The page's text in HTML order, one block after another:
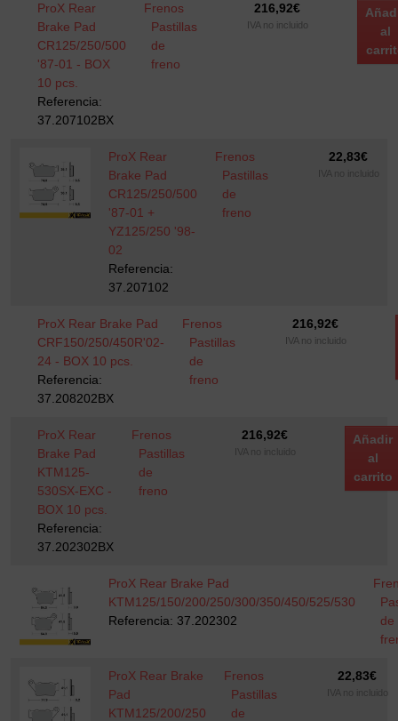
ProX Rear
Brake Pad
CR125/250/500
'87-01 - BOX
10 pcs.
Referencia:
37.207102BX
Frenos
Pastillas
de
freno
216,92€
IVA no incluido
al
ProX Rear
Brake Pad
CR125/250/500
'87-01 +
YZ125/250 '98-
02
Referencia:
37.207102
Frenos
Pastillas
de
freno
22,83€
IVA no incluido
ProX Rear Brake Pad
CRF150/250/450R'02-
24 - BOX 10 pcs.
Referencia:
37.208202BX
Frenos
Pastillas
de
freno
216,92€
IVA no incluido
ProX Rear
Brake Pad
KTM125-
530SX-EXC -
BOX 10 pcs.
Referencia:
37.202302BX
Frenos
Pastillas
de
freno
216,92€
IVA no incluido
Añadir
al
carrito
ProX Rear Brake Pad
KTM125/150/200/250/300/350/450/525/530
Referencia: 37.202302
de
ProX Rear Brake
Pad
KTM125/200/250
Frenos
Pastillas
de
22,83€
IVA no incluido